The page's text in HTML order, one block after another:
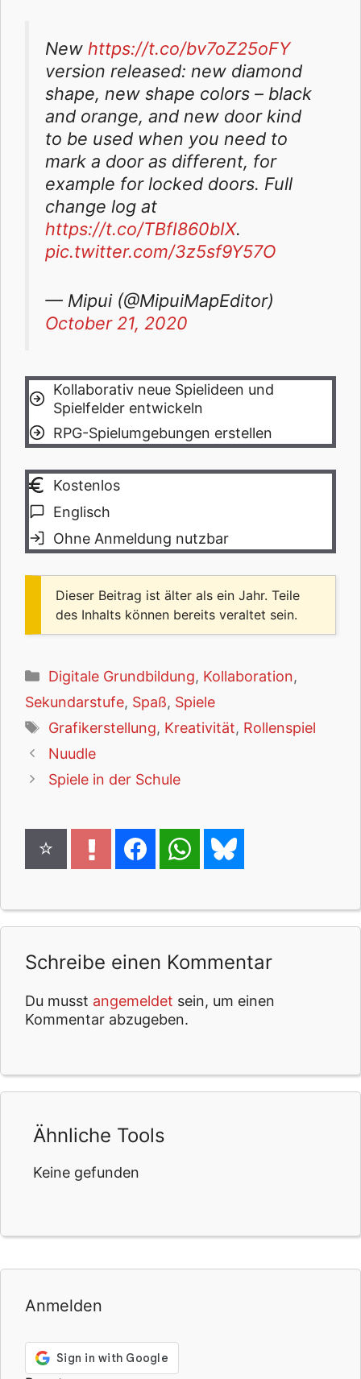
New https://t.co/bv7oZ25oFY
version released: new diamond
shape, new shape colors – black
and orange, and new door kind
to be used when you need to
mark a door as different, for
example for locked doors. Full
change log at
https://t.co/TBfI860bIX.
pic.twitter.com/3z5sf9Y57O
— Mipui (@MipuiMapEditor)
October 21, 2020
Kollaborativ neue Spielideen und
Spielfelder entwickeln
RPG-Spielumgebungen erstellen
Kostenlos
Englisch
Ohne Anmeldung nutzbar
Dieser Beitrag ist älter als ein Jahr. Teile
des Inhalts können bereits veraltet sein.
Kategorien
Digitale Grundbildung, Kollaboration,
Sekundarstufe, Spaß, Spiele
Schlagwörter
Grafikerstellung, Kreativität, Rollenspiel
Nuudle
Spiele in der Schule
Schreibe einen Kommentar
Du musst angemeldet sein, um einen
Kommentar abzugeben.
Ähnliche Tools
Keine gefunden
Anmelden